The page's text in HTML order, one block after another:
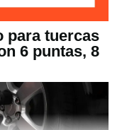
kg
para tuercas
6 puntas, 8